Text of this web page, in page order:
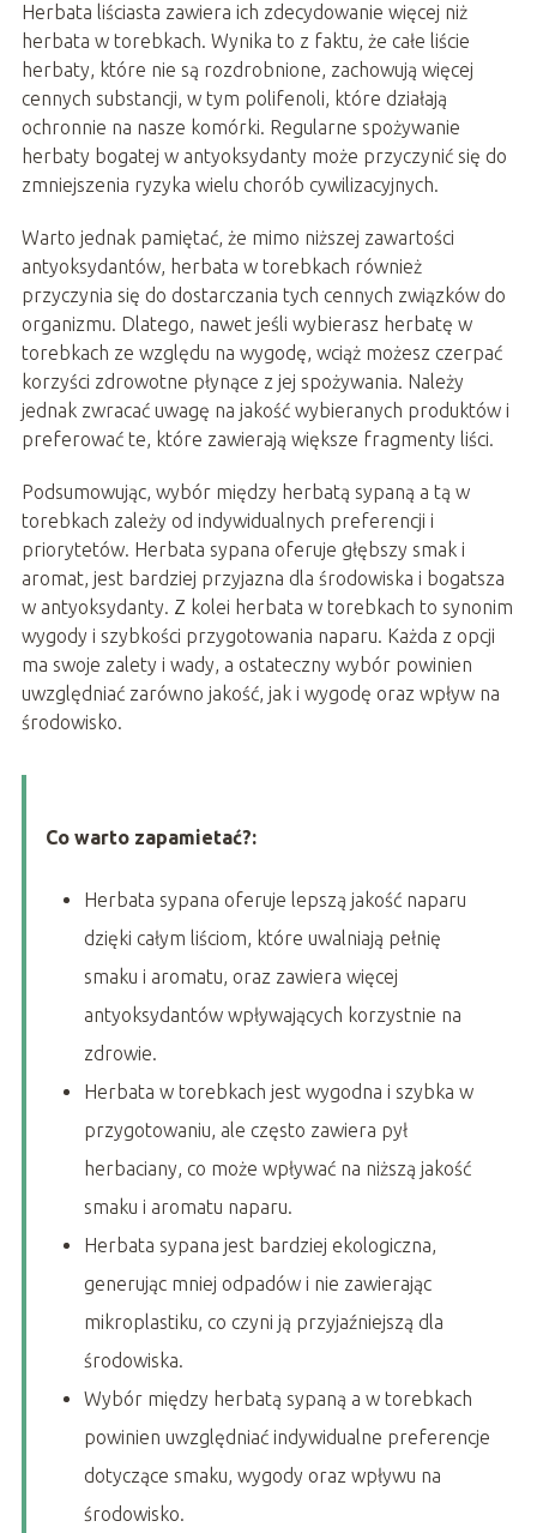
Herbata liściasta zawiera ich zdecydowanie więcej niż
herbata w torebkach. Wynika to z faktu, że całe liście
herbaty, które nie są rozdrobnione, zachowują więcej
cennych substancji, w tym polifenoli, które działają
ochronnie na nasze komórki. Regularne spożywanie
herbaty bogatej w antyoksydanty może przyczynić się do
zmniejszenia ryzyka wielu chorób cywilizacyjnych.
Warto jednak pamiętać, że mimo niższej zawartości
antyoksydantów, herbata w torebkach również
przyczynia się do dostarczania tych cennych związków do
organizmu. Dlatego, nawet jeśli wybierasz herbatę w
torebkach ze względu na wygodę, wciąż możesz czerpać
korzyści zdrowotne płynące z jej spożywania. Należy
jednak zwracać uwagę na jakość wybieranych produktów i
preferować te, które zawierają większe fragmenty liści.
Podsumowując, wybór między herbatą sypaną a tą w
torebkach zależy od indywidualnych preferencji i
priorytetów. Herbata sypana oferuje głębszy smak i
aromat, jest bardziej przyjazna dla środowiska i bogatsza
w antyoksydanty. Z kolei herbata w torebkach to synonim
wygody i szybkości przygotowania naparu. Każda z opcji
ma swoje zalety i wady, a ostateczny wybór powinien
uwzględniać zarówno jakość, jak i wygodę oraz wpływ na
środowisko.
Co warto zapamietać?:
Herbata sypana oferuje lepszą jakość naparu
dzięki całym liściom, które uwalniają pełnię
smaku i aromatu, oraz zawiera więcej
antyoksydantów wpływających korzystnie na
zdrowie.
Herbata w torebkach jest wygodna i szybka w
przygotowaniu, ale często zawiera pył
herbaciany, co może wpływać na niższą jakość
smaku i aromatu naparu.
Herbata sypana jest bardziej ekologiczna,
generując mniej odpadów i nie zawierając
mikroplastiku, co czyni ją przyjaźniejszą dla
środowiska.
Wybór między herbatą sypaną a w torebkach
powinien uwzględniać indywidualne preferencje
dotyczące smaku, wygody oraz wpływu na
środowisko.